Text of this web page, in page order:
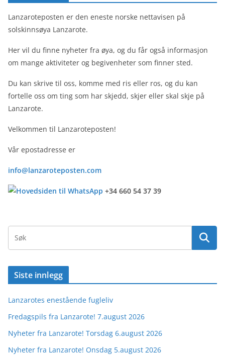
Lanzaroteposten er den eneste norske nettavisen på
solskinnsøya Lanzarote.
Her vil du finne nyheter fra øya, og du får også informasjon
om mange aktiviteter og begivenheter som finner sted.
Du kan skrive til oss, komme med ris eller ros, og du kan
fortelle oss om ting som har skjedd, skjer eller skal skje på
Lanzarote.
Velkommen til Lanzaroteposten!
Vår epostadresse er
info@lanzaroteposten.com
+34 660 54 37 39
Siste innlegg
Lanzarotes enestående fugleliv
Fredagspils fra Lanzarote! 7.august 2026
Nyheter fra Lanzarote! Torsdag 6.august 2026
Nyheter fra Lanzarote! Onsdag 5.august 2026